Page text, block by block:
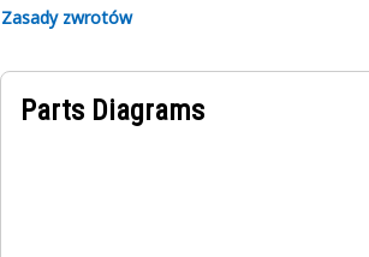
Zasady zwrotów
Parts Diagrams